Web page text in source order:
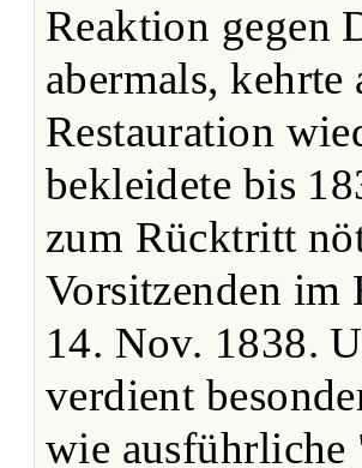
Reaktion gegen
abermals, kehrte
Restauration
bekleidete bis
zum Rücktritt
Vorsitzenden im
14. Nov. 1838.
verdient
wie